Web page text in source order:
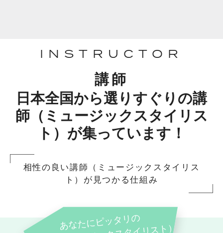
INSTRUCTOR
講師
日本全国から選りすぐりの講
師（ミュージックスタイリス
ト）が集っています！
相性の良い講師（ミュージックスタイリス
ト）が見つかる仕組み